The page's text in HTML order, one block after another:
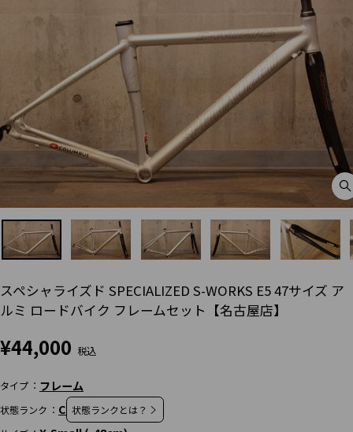
スペシャライズド SPECIALIZED S-WORKS E5 47サイズ ア
ルミ ロードバイク フレームセット【名古屋店】
通
常
格
¥44,000
タイプ フレーム
状態ランク C 状態ランクとは？